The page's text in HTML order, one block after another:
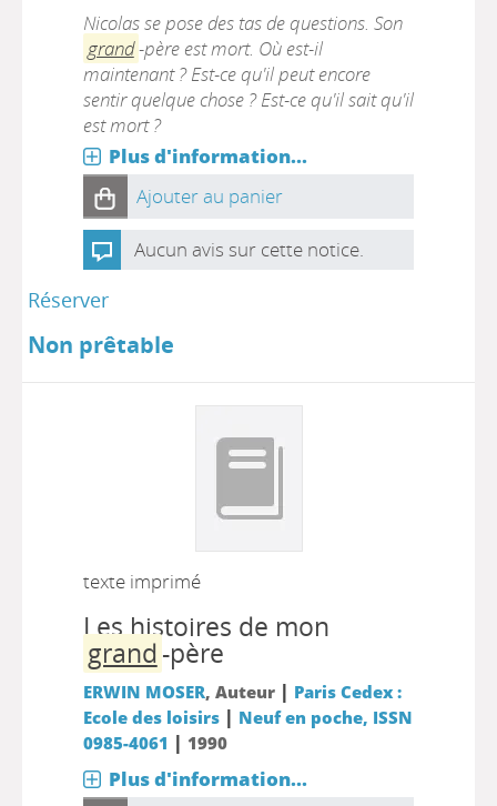
Nicolas se pose des tas de questions. Son
grand-père est mort. Où est-il
maintenant ? Est-ce qu'il peut encore
sentir quelque chose ? Est-ce qu'il sait qu'il
est mort ?
Plus d'information...
Ajouter au panier
Aucun avis sur cette notice.
Réserver
Non prêtable
texte imprimé
Les histoires de mon
grand-père
ERWIN MOSER, Auteur | Paris Cedex :
Ecole des loisirs| Neuf en poche, ISSN
0985-4061 | 1990
Plus d'information...